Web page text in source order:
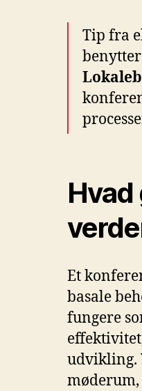
Tip fra
Et
basale
fungere
udvikling.